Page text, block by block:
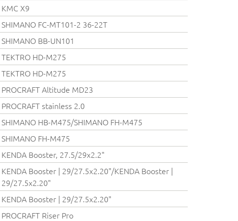
KMC X9
SHIMANO FC-MT101-2 36-22T
SHIMANO BB-UN101
TEKTRO HD-M275
TEKTRO HD-M275
PROCRAFT Altitude MD23
PROCRAFT stainless 2.0
SHIMANO HB-M475/SHIMANO FH-M475
SHIMANO FH-M475
KENDA Booster, 27.5/29x2.2"
KENDA Booster | 29/27.5x2.20"/KENDA Booster |
29/27.5x2.20"
KENDA Booster | 29/27.5x2.20"
PROCRAFT Riser Pro